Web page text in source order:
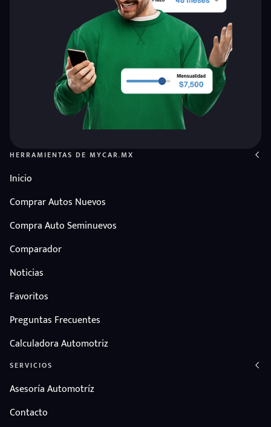
HERRAMIENTAS DE MYCAR.MX
Inicio
Comprar Autos Nuevos
Compra Auto Seminuevos
Comparador
Noticias
Favoritos
Preguntas Frecuentes
Calculadora Automotriz
SERVICIOS
Asesoría Automotríz
Contacto